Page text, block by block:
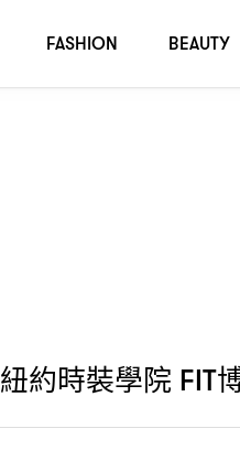
紐約時裝學院 FIT
FASHION BEAUTY